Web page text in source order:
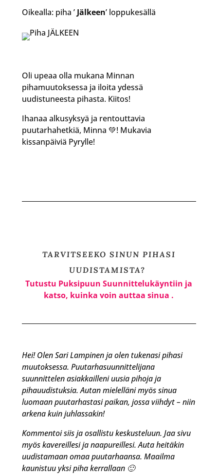
Oikealla: piha ’ Jälkeen’ loppukesällä
Oli upeaa olla mukana Minnan
pihamuutoksessa ja iloita ydessä
uudistuneesta pihasta. Kiitos!
Ihanaa alkusyksyä ja rentouttavia
puutarhahetkiä, Minna 💚! Mukavia
kissanpäiviä Pyrylle!
TARVITSEEKO SINUN PIHASI
UUDISTAMISTA?
Tutustu Puksipuun Suunnittelukäyntiin ja
katso, kuinka voin auttaa sinua .
Hei! Olen Sari Lampinen ja olen tukenasi pihasi
muutoksessa. Puutarhasuunnittelijana
suunnittelen asiakkailleni uusia pihoja ja
pihauudistuksia. Autan mielelläni myös sinua
luomaan puutarhastasi paikan, jossa viihdyt – niin
arkena kuin juhlassakin!
Kommentoi siis ja osallistu keskusteluun. Jaa sivu
myös kavereillesi ja naapureillesi. Auta heitäkin
uudistamaan omaa puutarhaansa. Maailma
kaunistuu yksi piha kerrallaan 🙂